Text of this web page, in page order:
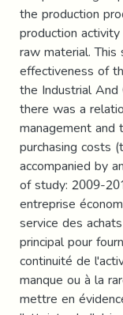
the production
production
raw material.
effectiveness of
the Industrial
there was a
management
purchasing costs
accompanied by
of study: 2009-
entreprise
service des
principal pour
continuité de
manque ou à la
mettre en